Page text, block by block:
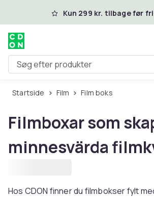
Spring til hovedindhold
Kun 299 kr. tilbage før
Søg efter produkter
Startside Film Film boks
Filmboxar som
minnesvärda
Hos CDON finner du filmbokser fylt